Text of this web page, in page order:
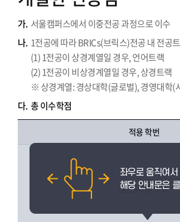
가. 서울캠퍼스에서 이중전공 과정으로 이수
나. 1전공에 따라 BRICs(브릭스)전공 내 전공
(1) 1전공이 상경계열일 경우, 언어트랙
(2) 1전공이 비상경계열일 경우, 상경트랙
※ 상경계열: 경상대학(글로벌), 경영대학(
다. 총 이수학점
적용 학번
2015학번 이후